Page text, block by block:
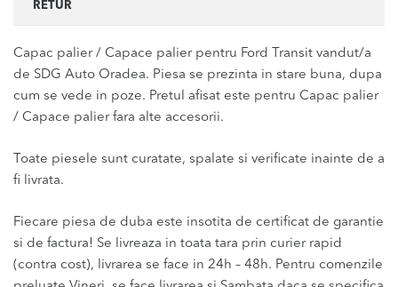
RETUR
Capac palier / Capace palier pentru Ford Transit vandut/a
de SDG Auto Oradea. Piesa se prezinta in stare buna, dupa
cum se vede in poze. Pretul afisat este pentru Capac palier
/ Capace palier fara alte accesorii.
Toate piesele sunt curatate, spalate si verificate inainte de a
fi livrata.
Fiecare piesa de duba este insotita de certificat de garantie
si de factura! Se livreaza in toata tara prin curier rapid
(contra cost), livrarea se face in 24h – 48h. Pentru comenzile